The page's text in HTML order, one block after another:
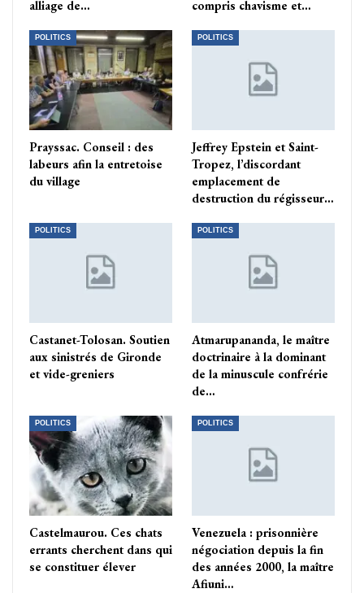
alliage de… compris chavisme et…
POLITICS
Prayssac. Conseil : des
labeurs afin la entretoise
du village
POLITICS
Jeffrey Epstein et Saint-
Tropez, l’discordant
emplacement de
destruction du régisseur…
POLITICS
Castanet-Tolosan. Soutien
aux sinistrés de Gironde
et vide-greniers
POLITICS
Atmarupananda, le maître
doctrinaire à la dominant
de la minuscule confrérie
de…
POLITICS
Castelmaurou. Ces chats
errants cherchent dans qui
se constituer élever
POLITICS
Venezuela : prisonnière
négociation depuis la fin
des années 2000, la maître
Afiuni…